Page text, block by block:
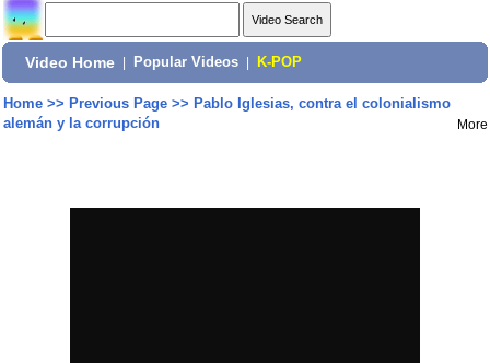
Video Home Popular Videos K-POP
Home>> Previous Page>> Pablo Iglesias, contra el colonialismo
alemán y la corrupción
More